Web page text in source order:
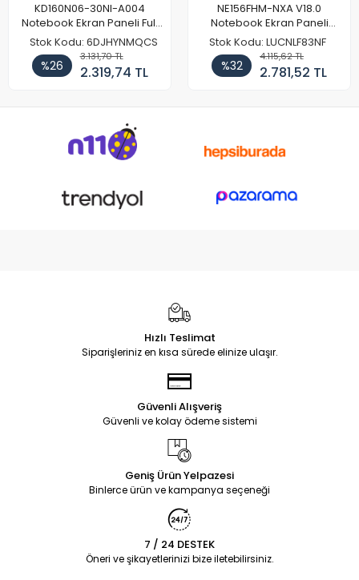
KD160N06-30NI-A004
Notebook Ekran Paneli Full
HD
Stok Kodu: 6DJHYNMQCS
%26
3.131,70 TL
2.319,74 TL
NE156FHM-NXA V18.0
Notebook Ekran Paneli
144Hz
Stok Kodu: LUCNLF83NF
%32
4.115,62 TL
2.781,52 TL
Hızlı Teslimat
Siparişleriniz en kısa sürede elinize ulaşır.
Güvenli Alışveriş
Güvenli ve kolay ödeme sistemi
Geniş Ürün Yelpazesi
Binlerce ürün ve kampanya seçeneği
7 / 24 DESTEK
Öneri ve şikayetlerinizi bize iletebilirsiniz.